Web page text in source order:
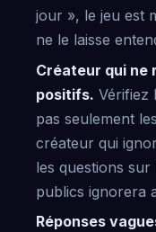
jour », le jeu est
ne le laisse
Créateur qui ne
positifs. Vérifiez
pas seulement
créateur qui
les questions sur
publics ignorera
Réponses